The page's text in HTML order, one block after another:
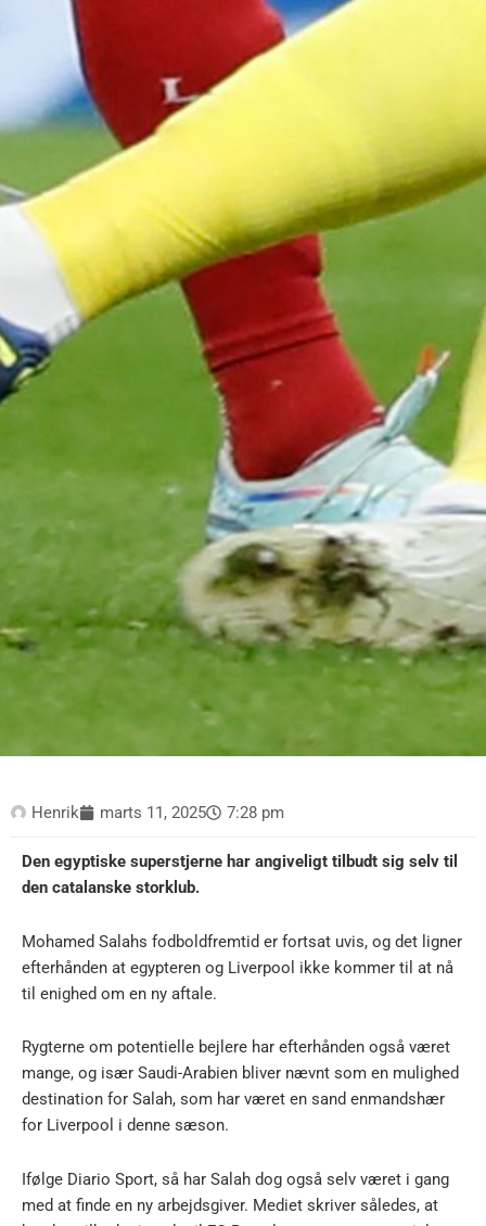
Henrik marts 11, 2025 7:28 pm
Den egyptiske superstjerne har angiveligt tilbudt sig selv til
den catalanske storklub.
Mohamed Salahs fodboldfremtid er fortsat uvis, og det ligner
efterhånden at egypteren og Liverpool ikke kommer til at nå
til enighed om en ny aftale.
Rygterne om potentielle bejlere har efterhånden også været
mange, og især Saudi-Arabien bliver nævnt som en mulighed
destination for Salah, som har været en sand enmandshær
for Liverpool i denne sæson.
Ifølge Diario Sport, så har Salah dog også selv været i gang
med at finde en ny arbejdsgiver. Mediet skriver således, at